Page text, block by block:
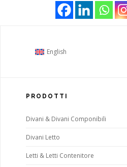
English
PRODOTTI
Divani & Divani Componibili
Divani Letto
Letti & Letti Contenitore